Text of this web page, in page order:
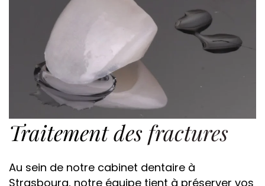
Traitement des fractures
Au sein de notre cabinet dentaire à
Strasbourg, notre équipe tient à préserver vos